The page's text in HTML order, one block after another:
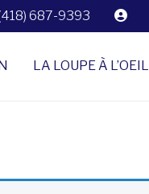
687-9393
LA LOUPE À L’OEIL